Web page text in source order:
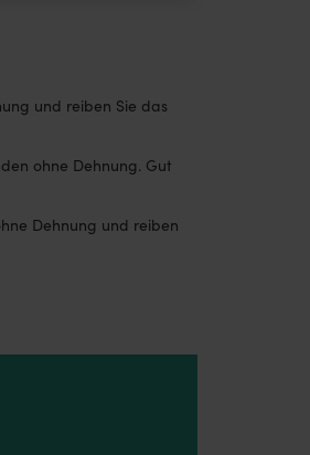
und reiben Sie das
ohne Dehnung. Gut
Dehnung und reiben